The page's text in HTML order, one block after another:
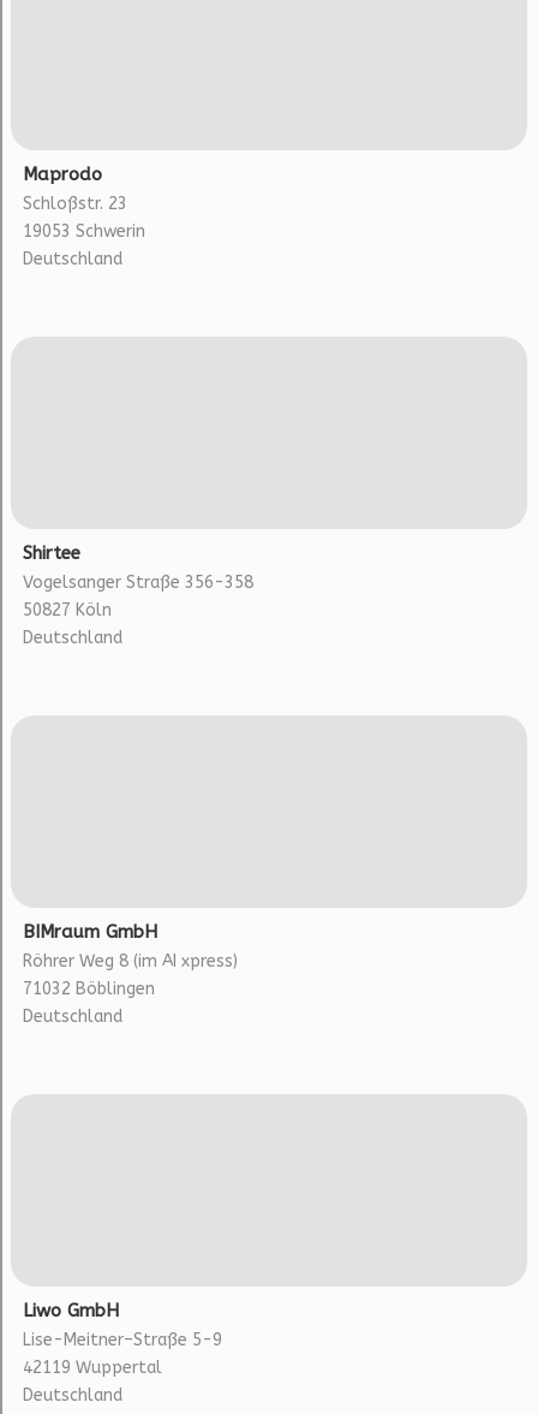
Maprodo
Schloßstr. 23
19053 Schwerin
Deutschland
Shirtee
Vogelsanger Straße 356-358
50827 Köln
Deutschland
BIMraum GmbH
Röhrer Weg 8 (im AI xpress)
71032 Böblingen
Deutschland
Liwo GmbH
Lise-Meitner–Straße 5-9
42119 Wuppertal
Deutschland